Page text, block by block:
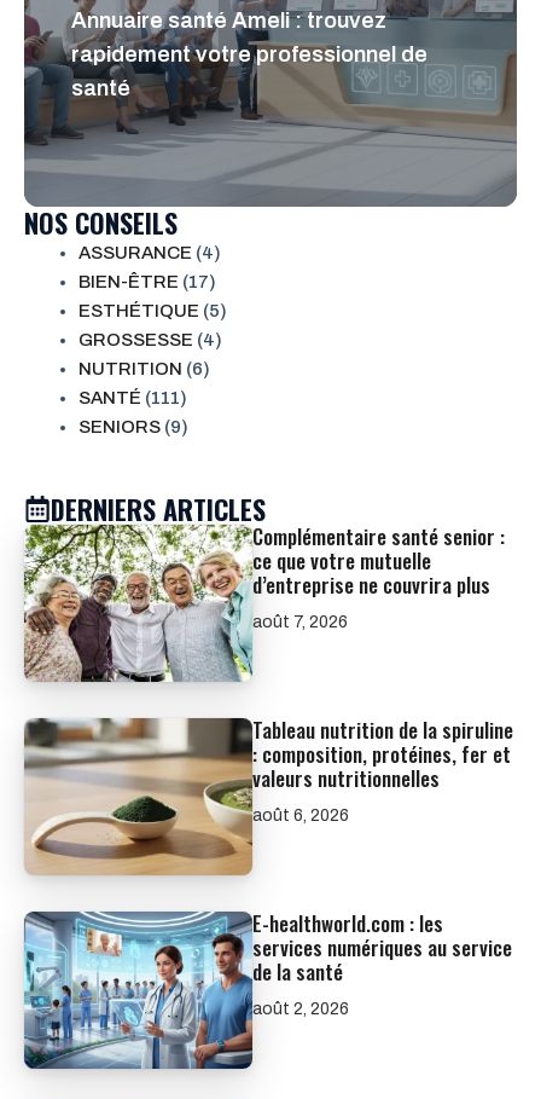
Annuaire santé Ameli : trouvez
rapidement votre professionnel de
santé
NOS CONSEILS
ASSURANCE (4)
BIEN-ÊTRE (17)
ESTHÉTIQUE (5)
GROSSESSE (4)
NUTRITION (6)
SANTÉ (111)
SENIORS (9)
DERNIERS ARTICLES
Complémentaire santé senior :
ce que votre mutuelle
d’entreprise ne couvrira plus
août 7, 2026
Tableau nutrition de la spiruline
: composition, protéines, fer et
valeurs nutritionnelles
août 6, 2026
E-healthworld.com : les
services numériques au service
de la santé
août 2, 2026